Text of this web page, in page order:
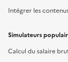
Intégrer les
Simulateurs
Calcul du salaire